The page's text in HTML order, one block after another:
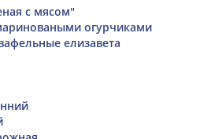
с мясом"
огурчиками
елизавета